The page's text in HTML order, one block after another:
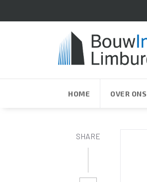
HOME OVER ONS
SHARE